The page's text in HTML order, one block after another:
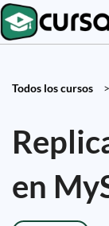
Todos los cursos >
en